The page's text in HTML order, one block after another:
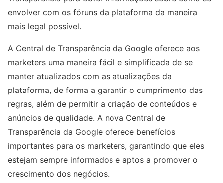
envolver com os fóruns da plataforma da maneira
mais legal possível.
A Central de Transparência da Google oferece aos
marketers uma maneira fácil e simplificada de se
manter atualizados com as atualizações da
plataforma, de forma a garantir o cumprimento das
regras, além de permitir a criação de conteúdos e
anúncios de qualidade. A nova Central de
Transparência da Google oferece benefícios
importantes para os marketers, garantindo que eles
estejam sempre informados e aptos a promover o
crescimento dos negócios.